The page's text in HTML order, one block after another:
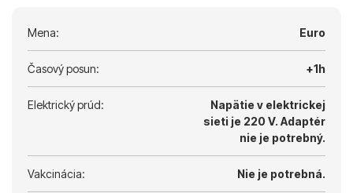
Mena: Euro
Časový posun: +1h
Elektrický prúd:
Napätie v elektrickej
sieti je 220 V. Adaptér
nie je potrebný.
Vakcinácia: Nie je potrebná.